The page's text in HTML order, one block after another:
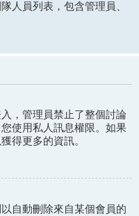
人員列表，包含管理員、
，管理員禁止了整個討論
使用私人訊息權限。如果
得更多的資訊。
自動刪除來自某個會員的